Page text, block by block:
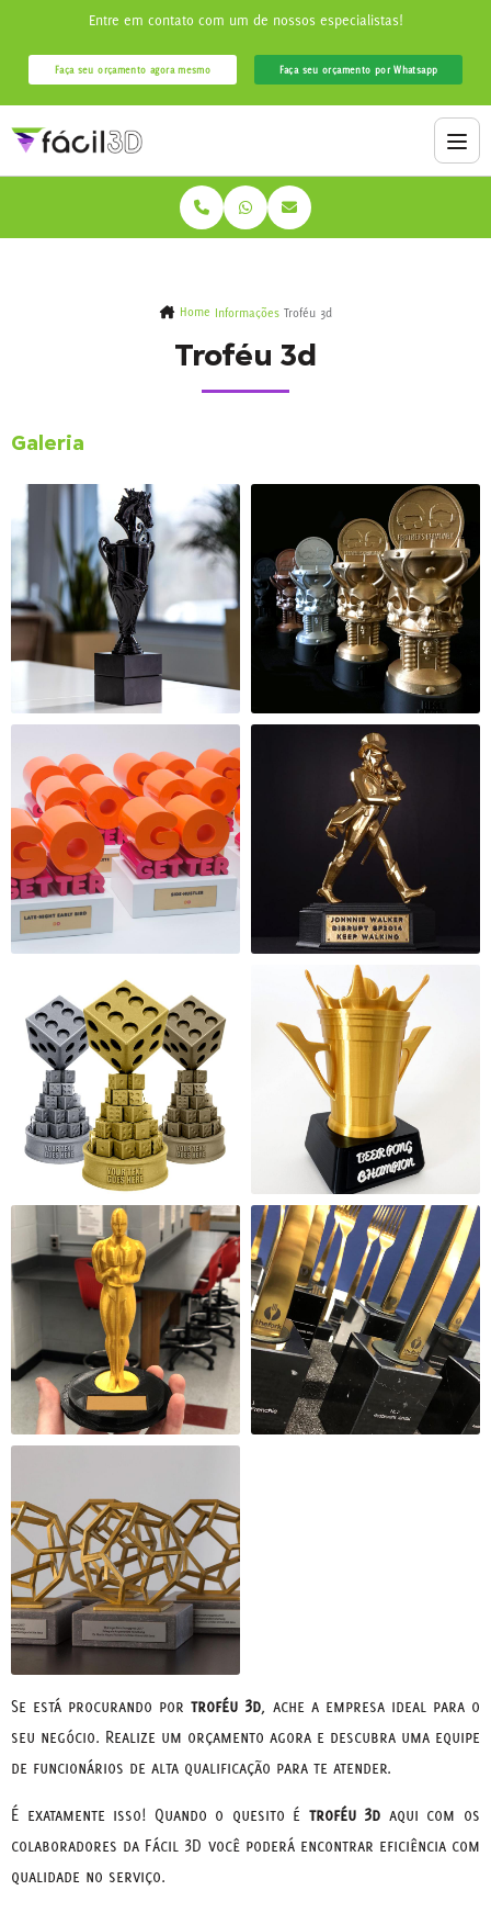
Entre em contato com um de nossos especialistas!
Faça seu orçamento agora mesmo Faça seu orçamento por Whatsapp
Home Informações Troféu 3d
Troféu 3d
Galeria
Se está procurando portroféu 3d, ache a empresa ideal para o
seu negócio. Realize um orçamento agora e descubra uma equipe
de funcionários de alta qualificação para te atender.
É exatamente isso! Quando o quesito é troféu 3d aqui com os
colaboradores da Fácil 3D você poderá encontrar eficiência com
qualidade no serviço.